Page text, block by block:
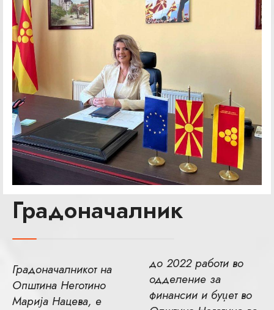
Градоначалник
Градоначалникот на
Општина Неготино
Марија Нацева, е
до 2022 работи во
одделение за
финансии и буџет во